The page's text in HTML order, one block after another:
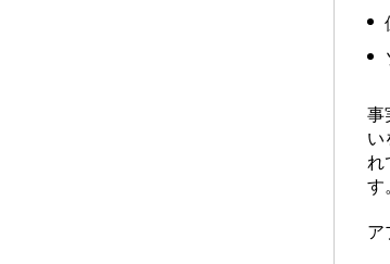
事
い
れ
す。
ア